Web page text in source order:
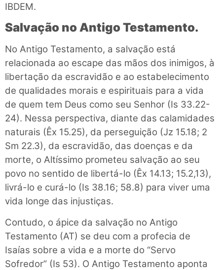
IBDEM.
Salvação no Antigo Testamento.
No Antigo Testamento, a salvação está
relacionada ao escape das mãos dos inimigos, à
libertação da escravidão e ao estabelecimento
de qualidades morais e espirituais para a vida
de quem tem Deus como seu Senhor (Is 33.22-
24). Nessa perspectiva, diante das calamidades
naturais (Êx 15.25), da perseguição (Jz 15.18; 2
Sm 22.3), da escravidão, das doenças e da
morte, o Altíssimo prometeu salvação ao seu
povo no sentido de libertá-lo (Êx 14.13; 15.2,13),
livrá-lo e curá-lo (Is 38.16; 58.8) para viver uma
vida longe das injustiças.
Contudo, o ápice da salvação no Antigo
Testamento (AT) se deu com a profecia de
Isaías sobre a vida e a morte do “Servo
Sofredor” (Is 53). O Antigo Testamento aponta